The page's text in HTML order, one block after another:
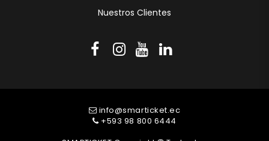
Nuestros Clientes
info@smarticket.ec
+593 98 800 6444